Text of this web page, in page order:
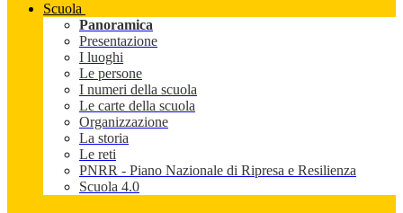
Scuola
Panoramica
Presentazione
I luoghi
Le persone
I numeri della scuola
Le carte della scuola
Organizzazione
La storia
Le reti
PNRR - Piano Nazionale di Ripresa e Resilienza
Scuola 4.0